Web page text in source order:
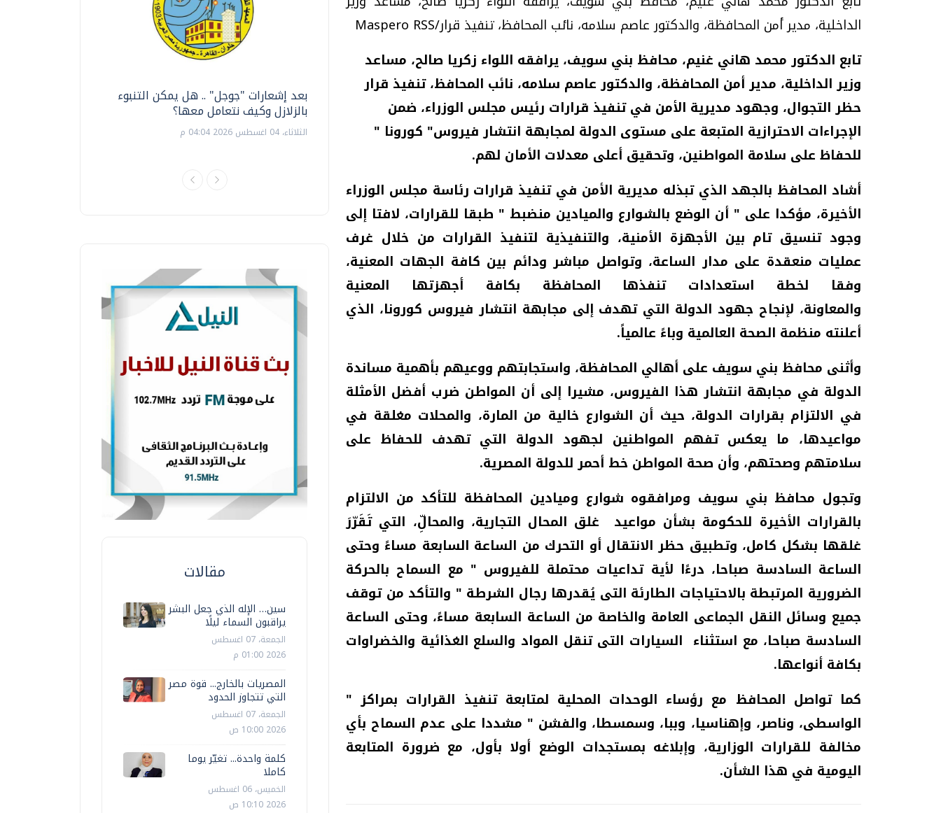
الداخلية، مدير أمن المحافظة، والدكتور عاصم سلامه، نائب المحافظ، تنفيذ قرار/Maspero RSS
تابع الدكتور محمد هاني غنيم، محافظ بني سويف، يرافقه اللواء زكريا صالح، مساعد
وزير الداخلية، مدير أمن المحافظة، والدكتور عاصم سلامه، نائب المحافظ، تنفيذ قرار
حظر التجوال، وجهود مديرية الأمن في تنفيذ قرارات رئيس مجلس الوزراء، ضمن
الإجراءات الاحترازية المتبعة على مستوى الدولة لمجابهة انتشار فيروس" كورونا "
للحفاظ على سلامة المواطنين، وتحقيق أعلى معدلات الأمان لهم.
أشاد المحافظ بالجهد الذي تبذله مديرية الأمن في تنفيذ قرارات رئاسة مجلس الوزراء
الأخيرة، مؤكدا على " أن الوضع بالشوارع والميادين منضبط " طبقا للقرارات، لافتا إلى
وجود تنسيق تام بين الأجهزة الأمنية، والتنفيذية لتنفيذ القرارات من خلال غرف
عمليات منعقدة على مدار الساعة، وتواصل مباشر ودائم بين كافة الجهات المعنية،
وفقا لخطة استعدادات تنفذها المحافظة بكافة أجهزتها المعنية
والمعاونة، لإنجاح جهود الدولة التي تهدف إلى مجابهة انتشار فيروس كورونا، الذي
أعلنته منظمة الصحة العالمية وباءً عالمياً.
وأثنى محافظ بني سويف على أهالي المحافظة، واستجابتهم ووعيهم بأهمية مساندة
الدولة في مجابهة انتشار هذا الفيروس، مشيرا إلى أن المواطن ضرب أفضل الأمثلة
في الالتزام بقرارات الدولة، حيث أن الشوارع خالية من المارة، والمحلات مغلقة في
مواعيدها، ما يعكس تفهم المواطنين لجهود الدولة التي تهدف للحفاظ على
سلامتهم وصحتهم، وأن صحة المواطن خط أحمر للدولة المصرية.
وتجول محافظ بني سويف ومرافقوه شوارع وميادين المحافظة للتأكد من الالتزام
بالقرارات الأخيرة للحكومة بشأن مواعيد غلق المحال التجارية، والمحالِّ، التي تَقَرّرَ
غلقها بشكل كامل، وتطبيق حظر الانتقال أو التحرك من الساعة السابعة مساءً وحتى
الساعة السادسة صباحا، درءًا لأية تداعيات محتملة للفيروس " مع السماح بالحركة
الضرورية المرتبطة بالاحتياجات الطارئة التى يُقدرها رجال الشرطة " والتأكد من توقف
جميع وسائل النقل الجماعى العامة والخاصة من الساعة السابعة مساءً، وحتى الساعة
السادسة صباحا، مع استثناء السيارات التى تنقل المواد والسلع الغذائية والخضراوات
بكافة أنواعها.
كما تواصل المحافظ مع رؤساء الوحدات المحلية لمتابعة تنفيذ القرارات بمراكز "
الواسطى، وناصر، وإهناسيا، وببا، وسمسطا، والفشن " مشددا على عدم السماح بأي
مخالفة للقرارات الوزارية، وإبلاغه بمستجدات الوضع أولا بأول، مع ضرورة المتابعة
اليومية في هذا الشأن.
بعد إشعارات "جوجل" .. هل يمكن التنبوء
بالزلازل وكيف نتعامل معها؟
الثلاثاء، 04 اغسطس 2026 04:04 م
دليلك للتنسيق الجامعي .. تساؤلات
وإجابات
السبت، 01 اغسطس 2026 10:25 ص
فيديو.. الإعلام الرقمي.. تقنيات واعدة
وتحديات هائلة
الخميس، 30 يوليو 2026 01:09 م
موجات الطقس الساخنة.. لماذا تحدث وكيف
مقالات
سين… الإله الذي جعل البشر
يراقبون السماء ليلًا
الجمعة، 07 اغسطس
2026 01:00 م
المصريات بالخارج... قوة مصر
التي تتجاوز الحدود
الجمعة، 07 اغسطس
2026 10:00 ص
كلمة واحدة... تغيّر يوما
كاملا
الخميس، 06 اغسطس
2026 10:10 ص